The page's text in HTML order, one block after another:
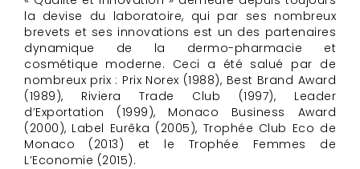
la devise du laboratoire, qui par ses nombreux
brevets et ses innovations est un des partenaires
dynamique de la dermo-pharmacie et
cosmétique moderne. Ceci a été salué par de
nombreux prix : Prix Norex (1988), Best Brand Award
(1989), Riviera Trade Club (1997), Leader
d’Exportation (1999), Monaco Business Award
(2000), Label Eurêka (2005), Trophée Club Eco de
Monaco (2013) et le Trophée Femmes de
L’Economie (2015).